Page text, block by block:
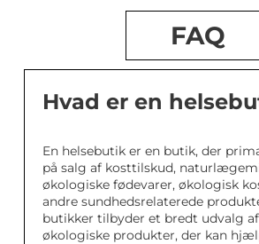
FAQ
Hvad er en
En helsebutik er en butik, der
på salg af kosttilskud,
økologiske fødevarer, økologisk
andre sundhedsrelaterede
butikker tilbyder et bredt udvalg
økologiske produkter, der kan